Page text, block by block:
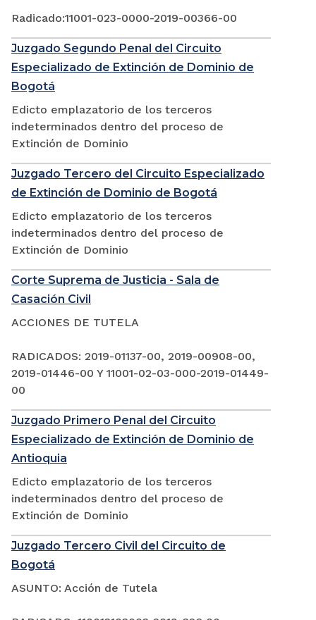
Radicado:11001-023-0000-2019-00366-00
Juzgado Segundo Penal del Circuito
Especializado de Extinción de Dominio de
Bogotá
Edicto emplazatorio de los terceros
indeterminados dentro del proceso de
Extinción de Dominio
Juzgado Tercero del Circuito Especializado
de Extinción de Dominio de Bogotá
Edicto emplazatorio de los terceros
indeterminados dentro del proceso de
Extinción de Dominio
Corte Suprema de Justicia - Sala de
Casación Civil
ACCIONES DE TUTELA
RADICADOS: 2019-01137-00, 2019-00908-00,
2019-01446-00 Y 11001-02-03-000-2019-01449-
00
Juzgado Primero Penal del Circuito
Especializado de Extinción de Dominio de
Antioquia
Edicto emplazatorio de los terceros
indeterminados dentro del proceso de
Extinción de Dominio
Juzgado Tercero Civil del Circuito de
Bogotá
ASUNTO: Acción de Tutela